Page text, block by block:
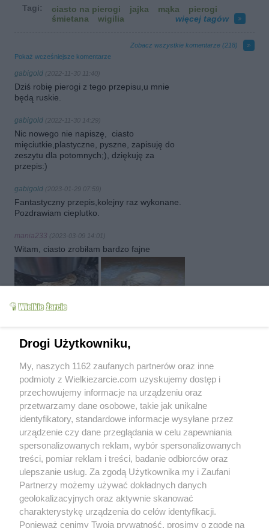
Tagi:
ciasto na pierogi jajka mąka
pierogi
śmietana
wigilia więcej tagów
Zobacz wszystkie komentarze (218)
Pokaż wcześniejsze komentarze
gabigold (2022-11-30 11:40)
Dziś robię pierogi z tego przepisu,u mnie
będą ruskie.
gabigold (2022-11-30 14:29)
Nic nowego nie napiszę, ciasto
mięciutkie,plastyczne, pyszne, zapisuję do
zeszytu dla potomnych;), dziękuję za
przepis:)
gabigold (2023-01-29 07:59)
Fantastyczny przepis,kolejny raz wykonane.
Pozdrawiam cieplutko.
mania233 (2023-03-09 14:01)
Witam, ciasto zrobiłam bardzo fajne
megi65 (2023-05-25 09:04)
Bardzo mi miło, że przepis spocibal się
Pozdrawiam cieplutko
mania233 (2025-06-21 14:40)
Witam, dzisiaj pierogi z soczewicą, ciasto
super
Drogi Użytkowniku,
My, naszych 1162 zaufanych partnerów oraz inne
podmioty z Wielkiezarcie.com uzyskujemy dostęp i
przechowujemy informacje na urządzeniu oraz
przetwarzamy dane osobowe, takie jak unikalne
identyfikatory, standardowe informacje wysyłane przez
urządzenie czy dane przeglądania w celu zapewniania
spersonalizowanych reklam, wybór spersonalizowanych
treści, pomiar reklam i treści, badanie odbiorców oraz
ulepszanie usług. Za zgodą Użytkownika my i Zaufani
Partnerzy możemy używać dokładnych danych
geolokalizacyjnych oraz aktywnie skanować
charakterystykę urządzenia do celów identyfikacji.
Ponieważ cenimy Twoją prywatność, prosimy o zgodę na